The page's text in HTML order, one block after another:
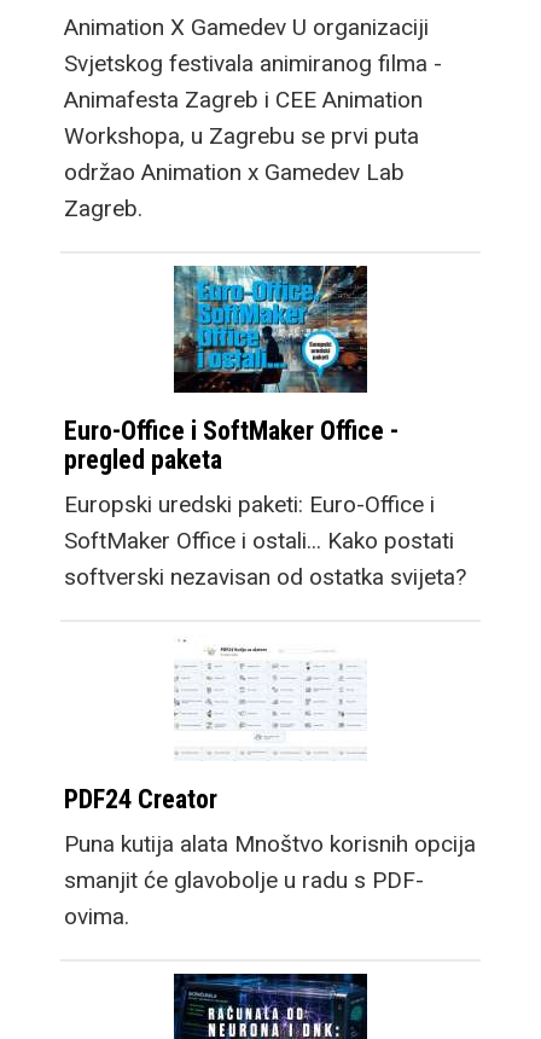
Animation X Gamedev U organizaciji
Svjetskog festivala animiranog filma -
Animafesta Zagreb i CEE Animation
Workshopa, u Zagrebu se prvi puta
održao Animation x Gamedev Lab
Zagreb.
Euro-Office i SoftMaker Office -
pregled paketa
Europski uredski paketi: Euro-Office i
SoftMaker Office i ostali... Kako postati
softverski nezavisan od ostatka svijeta?
PDF24 Creator
Puna kutija alata Mnoštvo korisnih opcija
smanjit će glavobolje u radu s PDF-
ovima.